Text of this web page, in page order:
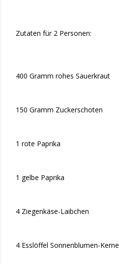
Zutaten für 2 Personen:
400 Gramm rohes Sauerkraut
150 Gramm Zuckerschoten
1 rote Paprika
1 gelbe Paprika
4 Ziegenkäse-Laibchen
4 Esslöffel Sonnenblumen-Kerne